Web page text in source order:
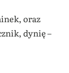
oraz
dynię –